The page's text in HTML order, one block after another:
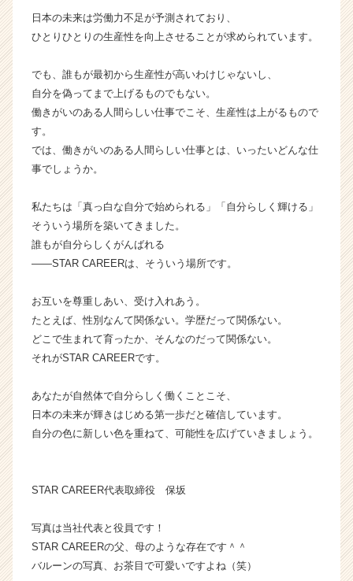
ャ
成
企
業
か
ス
が
届
く
就
イ
ト
チ
ア
ャ
リ
（C
e
C
e
日本の未来は労働力不足が予測されており、
ひとりひとりの生産性を向上させることが求められています。
でも、誰もが最初から生産性が高いわけじゃないし、
自分を偽ってまで上げるものでもない。
働きがいのある人間らしい仕事でこそ、生産性は上がるもので
す。
では、働きがいのある人間らしい仕事とは、いったいどんな仕
事でしょうか。
私たちは「真っ白な自分で始められる」「自分らしく輝ける」
そういう場所を築いてきました。
誰もが自分らしくがんばれる
――STAR CAREERは、そういう場所です。
お互いを尊重しあい、受け入れあう。
たとえば、性別なんて関係ない。学歴だって関係ない。
どこで生まれて育ったか、そんなのだって関係ない。
それがSTAR CAREERです。
あなたが自然体で自分らしく働くことこそ、
日本の未来が輝きはじめる第一歩だと確信しています。
自分の色に新しい色を重ねて、可能性を広げていきましょう。
STAR CAREER代表取締役 保坂
写真は当社代表と役員です！
STAR CAREERの父、母のような存在です＾＾
バルーンの写真、お茶目で可愛いですよね（笑）